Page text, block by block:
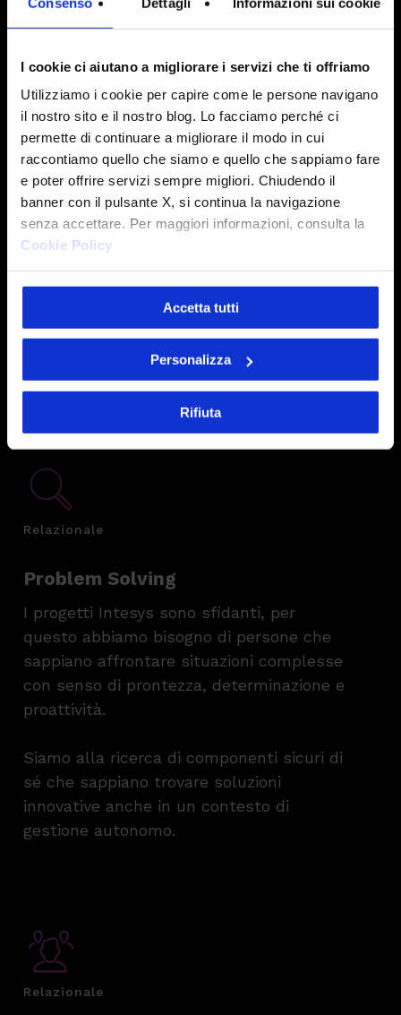
I cookie ci aiutano a migliorare i servizi che ti offriamo
Utilizziamo i cookie per capire come le persone navigano
il nostro sito e il nostro blog. Lo facciamo perché ci
permette di continuare a migliorare il modo in cui
raccontiamo quello che siamo e quello che sappiamo fare
e poter offrire servizi sempre migliori. Chiudendo il
banner con il pulsante X, si continua la navigazione
senza accettare. Per maggiori informazioni, consulta la
Cookie Policy
Accetta tutti
Personalizza
Rifiuta
Relazionale
Curiosità e desiderio
Intesys cerca talenti che abbiano voglia di
imparare, affamati di novità e pronti a
testare nuove soluzioni, coraggiosi, e
orientati alla soluzione dei problemi.
Ricordati che per noi le capacità di analisi
e di relazione sono tanto importanti
quanto le competenze tecniche.
Relazionale
Problem Solving
I progetti Intesys sono sfidanti, per
questo abbiamo bisogno di persone che
sappiano affrontare situazioni complesse
con senso di prontezza, determinazione e
proattività.
Siamo alla ricerca di componenti sicuri di
sé che sappiano trovare soluzioni
innovative anche in un contesto di
gestione autonomo.
Relazionale